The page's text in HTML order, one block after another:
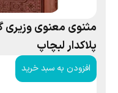
مثنوی معنوی وزیری
پلاکدار لبچاپ
افزودن به سبد خرید